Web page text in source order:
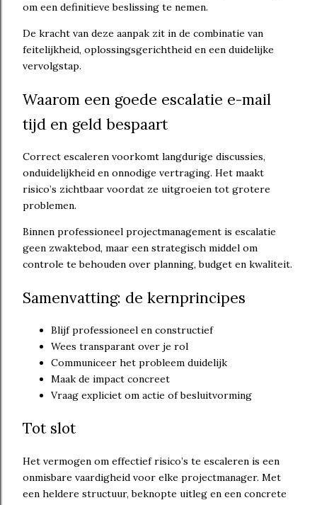
om een definitieve beslissing te nemen.
De kracht van deze aanpak zit in de combinatie van
feitelijkheid, oplossingsgerichtheid en een duidelijke
vervolgstap.
Waarom een goede escalatie e-mail
tijd en geld bespaart
Correct escaleren voorkomt langdurige discussies,
onduidelijkheid en onnodige vertraging. Het maakt
risico’s zichtbaar voordat ze uitgroeien tot grotere
problemen.
Binnen professioneel projectmanagement is escalatie
geen zwaktebod, maar een strategisch middel om
controle te behouden over planning, budget en kwaliteit.
Samenvatting: de kernprincipes
Blijf professioneel en constructief
Wees transparant over je rol
Communiceer het probleem duidelijk
Maak de impact concreet
Vraag expliciet om actie of besluitvorming
Tot slot
Het vermogen om effectief risico’s te escaleren is een
onmisbare vaardigheid voor elke projectmanager. Met
een heldere structuur, beknopte uitleg en een concrete